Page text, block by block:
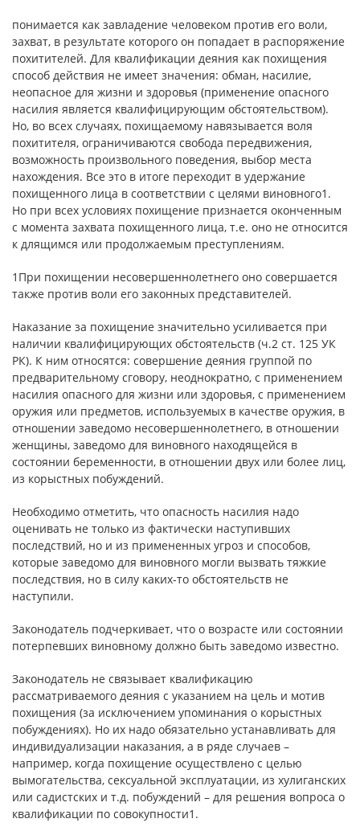
понимается как завладение человеком против его воли,
захват, в результате которого он попадает в распоряжение
похитителей. Для квалификации деяния как похищения
способ действия не имеет значения: обман, насилие,
неопасное для жизни и здоровья (применение опасного
насилия является квалифицирующим обстоятельством).
Но, во всех случаях, похищаемому навязывается воля
похитителя, ограничиваются свобода передвижения,
возможность произвольного поведения, выбор места
нахождения. Все это в итоге переходит в удержание
похищенного лица в соответствии с целями виновного1.
Но при всех условиях похищение признается оконченным
с момента захвата похищенного лица, т.е. оно не относится
к длящимся или продолжаемым преступлениям.
1При похищении несовершеннолетнего оно совершается
также против воли его законных представителей.
Наказание за похищение значительно усиливается при
наличии квалифицирующих обстоятельств (ч.2 ст. 125 УК
РК). К ним относятся: совершение деяния группой по
предварительному сговору, неоднократно, с применением
насилия опасного для жизни или здоровья, с применением
оружия или предметов, используемых в качестве оружия, в
отношении заведомо несовершеннолетнего, в отношении
женщины, заведомо для виновного находящейся в
состоянии беременности, в отношении двух или более лиц,
из корыстных побуждений.
Необходимо отметить, что опасность насилия надо
оценивать не только из фактически наступивших
последствий, но и из примененных угроз и способов,
которые заведомо для виновного могли вызвать тяжкие
последствия, но в силу каких-то обстоятельств не
наступили.
Законодатель подчеркивает, что о возрасте или состоянии
потерпевших виновному должно быть заведомо известно.
Законодатель не связывает квалификацию
рассматриваемого деяния с указанием на цель и мотив
похищения (за исключением упоминания о корыстных
побуждениях). Но их надо обязательно устанавливать для
индивидуализации наказания, а в ряде случаев –
например, когда похищение осуществлено с целью
вымогательства, сексуальной эксплуатации, из хулиганских
или садистских и т.д. побуждений – для решения вопроса о
квалификации по совокупности1.